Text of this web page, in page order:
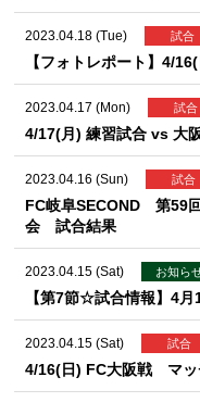
2023.04.18 (Tue) 試合
【フォトレポート】4/
2023.04.17 (Mon) 試合
4/17(月) 練習試合 vs 大
2023.04.16 (Sun) 試合
FC岐阜SECOND 第59
会 試合結果
2023.04.15 (Sat) お知ら
【第7節☆試合情報】4
2023.04.15 (Sat) 試合
4/16(日) FC大阪戦 マッ